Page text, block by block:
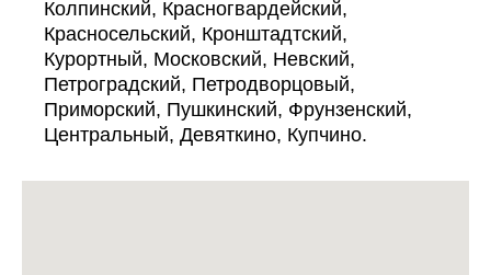
Колпинский, Красногвардейский,
Красносельский, Кронштадтский,
Курортный, Московский, Невский,
Петроградский, Петродворцовый,
Приморский, Пушкинский, Фрунзенский,
Центральный, Девяткино, Купчино.